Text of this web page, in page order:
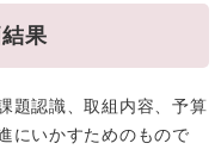
果
題認識、取組内容、予算
にいかすためのもので